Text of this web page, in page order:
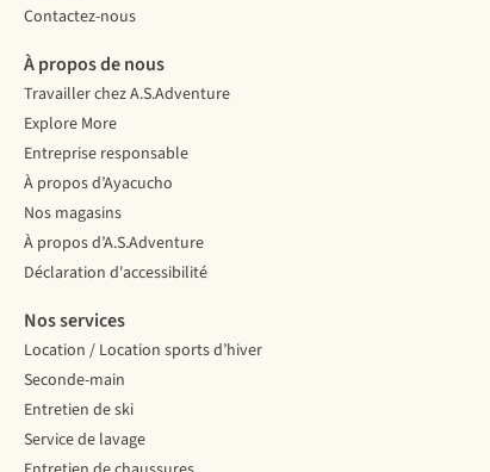
Contactez-nous
À propos de nous
Travailler chez A.S.Adventure
Explore More
Entreprise responsable
À propos d’Ayacucho
Nos magasins
À propos d’A.S.Adventure
Déclaration d'accessibilité
Nos services
Location / Location sports d’hiver
Seconde-main
Entretien de ski
Service de lavage